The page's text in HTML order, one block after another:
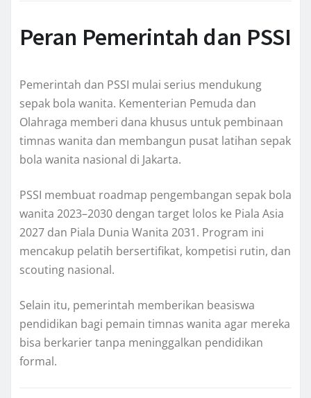
Peran Pemerintah dan PSSI
Pemerintah dan PSSI mulai serius mendukung
sepak bola wanita. Kementerian Pemuda dan
Olahraga memberi dana khusus untuk pembinaan
timnas wanita dan membangun pusat latihan sepak
bola wanita nasional di Jakarta.
PSSI membuat roadmap pengembangan sepak bola
wanita 2023–2030 dengan target lolos ke Piala Asia
2027 dan Piala Dunia Wanita 2031. Program ini
mencakup pelatih bersertifikat, kompetisi rutin, dan
scouting nasional.
Selain itu, pemerintah memberikan beasiswa
pendidikan bagi pemain timnas wanita agar mereka
bisa berkarier tanpa meninggalkan pendidikan
formal.